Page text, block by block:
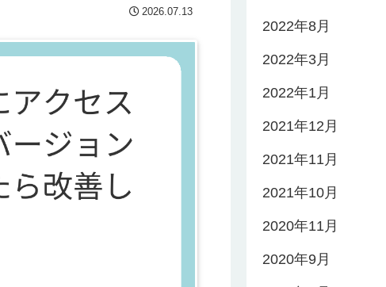
2026.07.13
2022年8月
2022年3月
2022年1月
2021年12月
2021年11月
2021年10月
2020年11月
2020年9月